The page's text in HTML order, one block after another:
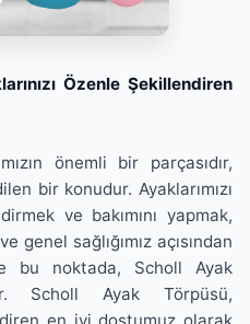
Özenle Şekillendiren
önemli bir parçasıdır,
bir konudur. Ayaklarımızı
ve bakımını yapmak,
genel sağlığımız açısından
bu noktada, Scholl Ayak
Scholl Ayak Törpüsü,